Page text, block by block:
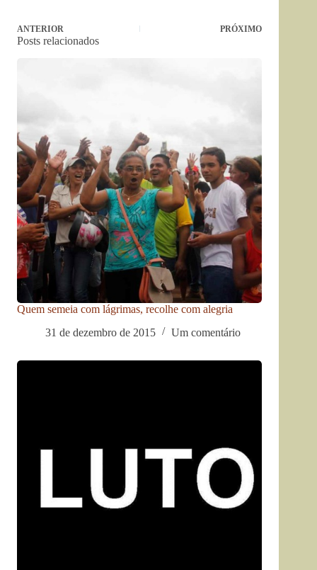
ANTERIOR PRÓXIMO
Posts relacionados
Quem semeia com lágrimas, recolhe com alegria
31 de dezembro de 2015
Um comentário